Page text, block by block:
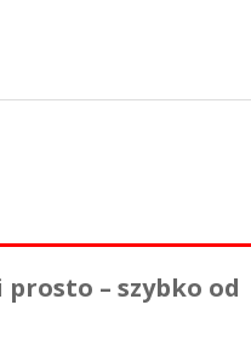
– szybko od